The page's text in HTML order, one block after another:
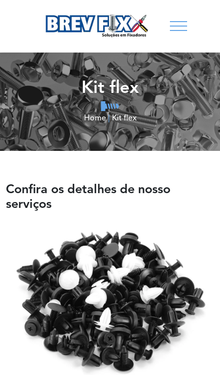
Kit flex
Home|Kit flex
Confira os detalhes de nosso
serviços